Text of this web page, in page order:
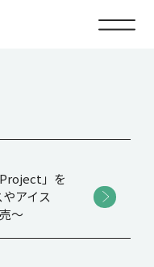
」を
アイス
～